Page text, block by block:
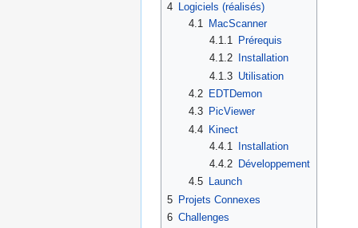
4 Logiciels (réalisés)
4.1
MacScanner
4.1.1 Prérequis
4.1.2
Installation
4.1.3 Utilisation
4.2
EDTDemon
4.3
PicViewer
4.4 Kinect
4.4.1
Installation
4.4.2 Développement
4.5
Launch
5 Projets Connexes
6 Challenges